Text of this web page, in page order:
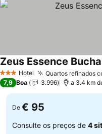
3 EstrelasHotel Quartos refinados
Zeus Essence
7,9 Boa 3.996 a 3.4 km
De € 95
Consulte os preços de 4